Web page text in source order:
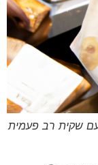
שקית רב פעמית